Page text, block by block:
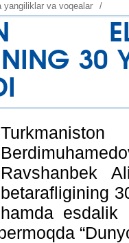
yangiliklar va voqealar /
30
Ravshanbek
betarafligining
hamda esdalik